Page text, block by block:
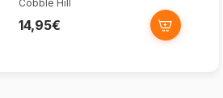
Cobble Hill
14,95€